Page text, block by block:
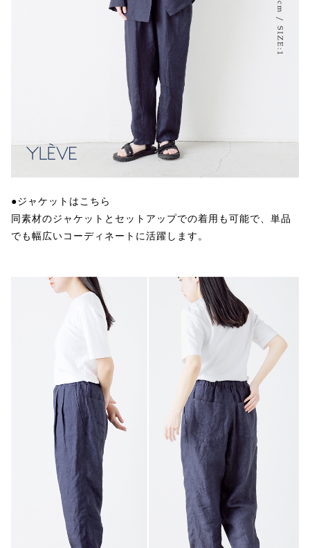
●ジャケットはこちら
同素材のジャケットとセットアップでの着用も可能で、単品
でも幅広いコーディネートに活躍します。